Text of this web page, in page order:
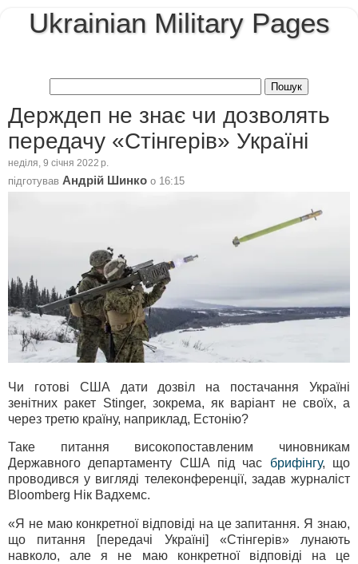
Ukrainian Military Pages
Держдеп не знає чи дозволять
передачу «Стінгерів» Україні
неділя, 9 січня 2022 р.
підготував Андрій Шинко о 16:15
Чи готові США дати дозвіл на постачання Україні
зенітних ракет Stinger, зокрема, як варіант не своїх, а
через третю країну, наприклад, Естонію?
Таке питання високопоставленим чиновникам
Державного департаменту США під час брифінгу, що
проводився у вигляді телеконференції, задав журналіст
Bloomberg Нік Вадхемс.
«Я не маю конкретної відповіді на це запитання. Я знаю,
що питання [передачі Україні] «Стінгерів» лунають
навколо, але я не маю конкретної відповіді на це